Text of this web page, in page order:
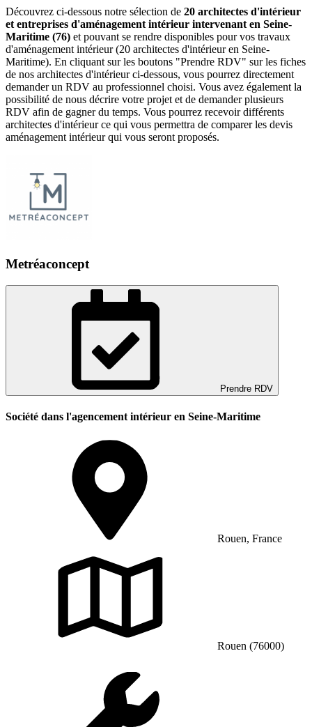
Découvrez ci-dessous notre sélection de 20 architectes d'intérieur
et entreprises d'aménagement intérieur intervenant en Seine-
Maritime (76) et pouvant se rendre disponibles pour vos travaux
d'aménagement intérieur (20 architectes d'intérieur en Seine-
Maritime). En cliquant sur les boutons "Prendre RDV" sur les fiches
de nos architectes d'intérieur ci-dessous, vous pourrez directement
demander un RDV au professionnel choisi. Vous avez également la
possibilité de nous décrire votre projet et de demander plusieurs
RDV afin de gagner du temps. Vous pourrez recevoir différents
architectes d'intérieur ce qui vous permettra de comparer les devis
aménagement intérieur qui vous seront proposés.
Metréaconcept
Prendre RDV
Société dans l'agencement intérieur en Seine-Maritime
Rouen, France
Rouen (76000)